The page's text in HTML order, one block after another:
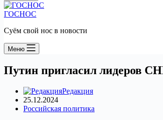
ГОСНОС
Суём свой нос в новости
Меню
Путин пригласил лидеров
Редакция
25.12.2024
Российская политика